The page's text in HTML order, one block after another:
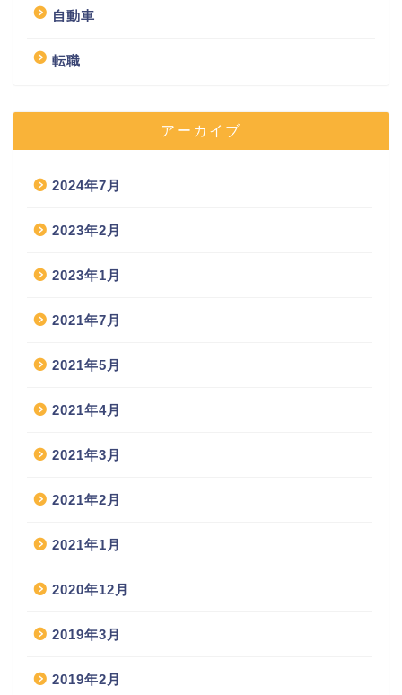
自動車
転職
アーカイブ
2024年7月
2023年2月
2023年1月
2021年7月
2021年5月
2021年4月
2021年3月
2021年2月
2021年1月
2020年12月
2019年3月
2019年2月